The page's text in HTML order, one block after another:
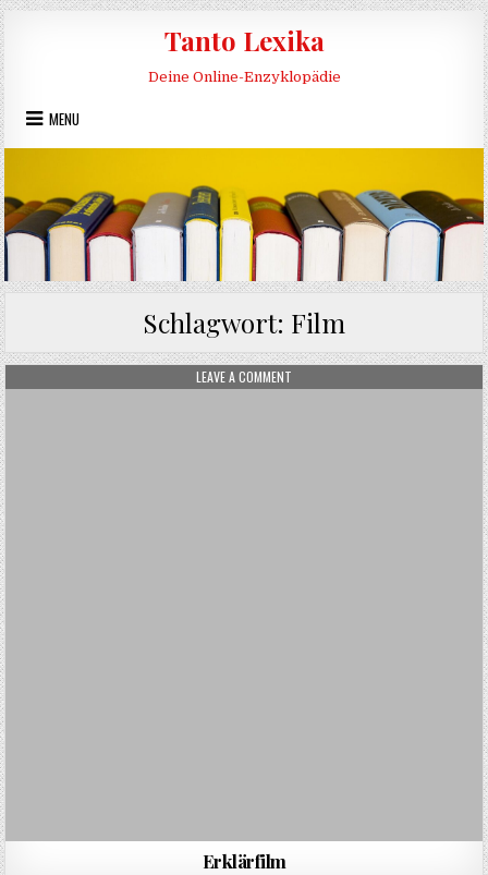
Skip to content
Tanto Lexika
Deine Online-Enzyklopädie
MENU
Schlagwort: Film
LEAVE A COMMENT
Erklärfilm